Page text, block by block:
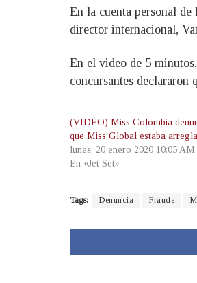
En la cuenta personal
director internacional,
En el video de 5
concursantes declararon
(VIDEO) Miss Colombia
que Miss Global estaba
lunes, 20 enero 2020 10:05 AM
En «Jet Set»
Tags: Denuncia Fraude